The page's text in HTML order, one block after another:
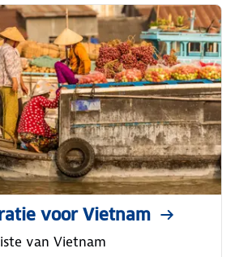
voor Vietnam
van Vietnam